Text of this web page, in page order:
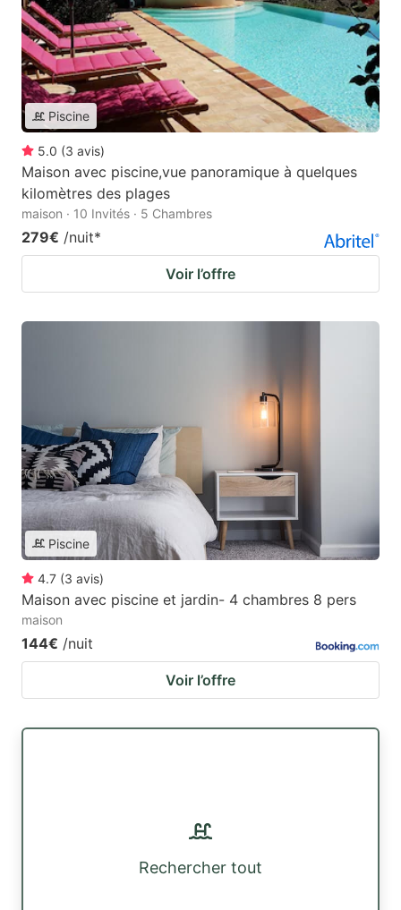
Piscine
5.0 (3 avis)
Maison avec piscine,vue panoramique à quelques
kilomètres des plages
maison · 10 Invités · 5 Chambres
279€ /nuit*
Voir l’offre
Piscine
4.7 (3 avis)
Maison avec piscine et jardin- 4 chambres 8 pers
maison
144€ /nuit
Voir l’offre
Rechercher tout